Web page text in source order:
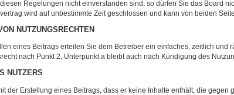
Regelungen nicht einverstanden sind, so dürfen Sie das Board
wird auf unbestimmte Zeit geschlossen und kann von beiden
NUTZUNGSRECHTEN
eines Beitrags erteilen Sie dem Betreiber ein einfaches, zeitlich
nach Punkt 2, Unterpunkt a bleibt auch nach Kündigung des
NUTZERS
der Erstellung eines Beitrags, dass er keine Inhalte enthält, die